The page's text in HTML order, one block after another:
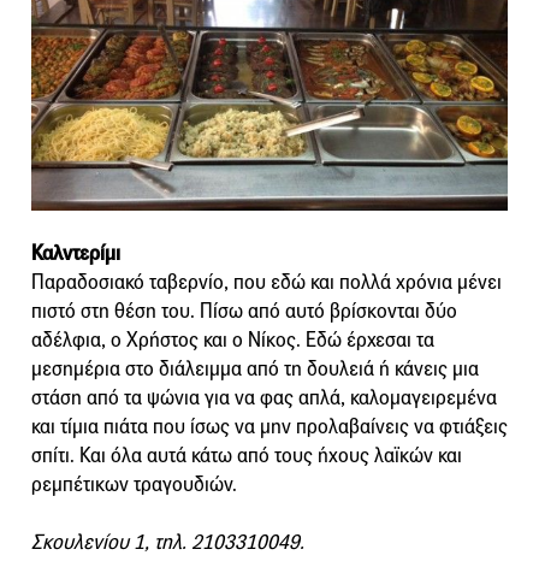
Καλντερίμι
Παραδοσιακό ταβερνίο, που εδώ και πολλά χρόνια μένει
πιστό στη θέση του. Πίσω από αυτό βρίσκονται δύο
αδέλφια, ο Χρήστος και ο Νίκος. Εδώ έρχεσαι τα
μεσημέρια στο διάλειμμα από τη δουλειά ή κάνεις μια
στάση από τα ψώνια για να φας απλά, καλομαγειρεμένα
και τίμια πιάτα που ίσως να μην προλαβαίνεις να φτιάξεις
σπίτι. Και όλα αυτά κάτω από τους ήχους λαϊκών και
ρεμπέτικων τραγουδιών.
Σκουλενίου 1, τηλ. 2103310049.